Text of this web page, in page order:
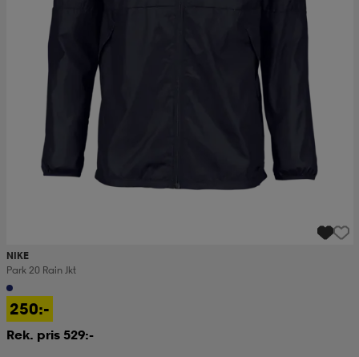
NIKE
Park 20 Rain Jkt
250:-
Rek. pris 529:-